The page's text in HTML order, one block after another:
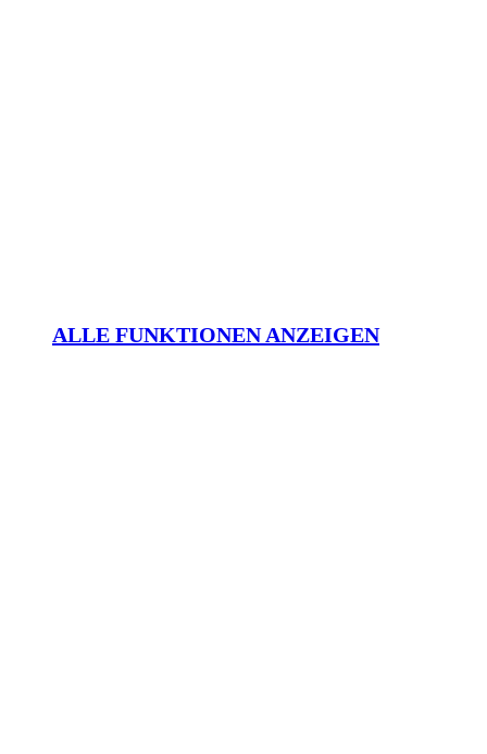
ALLE FUNKTIONEN ANZEIGEN